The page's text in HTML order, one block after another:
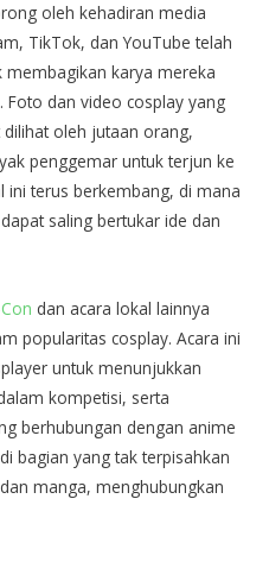
oleh kehadiran media
TikTok, dan YouTube telah
karya mereka
Foto dan video cosplay yang
oleh jutaan orang,
penggemar untuk terjun ke
ini terus berkembang, di mana
saling bertukar ide dan
dan acara lokal lainnya
popularitas cosplay. Acara ini
untuk menunjukkan
kompetisi, serta
berhubungan dengan anime
bagian yang tak terpisahkan
manga, menghubungkan